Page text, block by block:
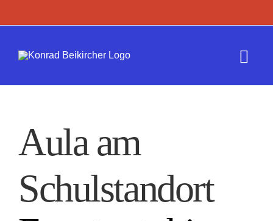
Inhalt
Aula am
Schulstandort